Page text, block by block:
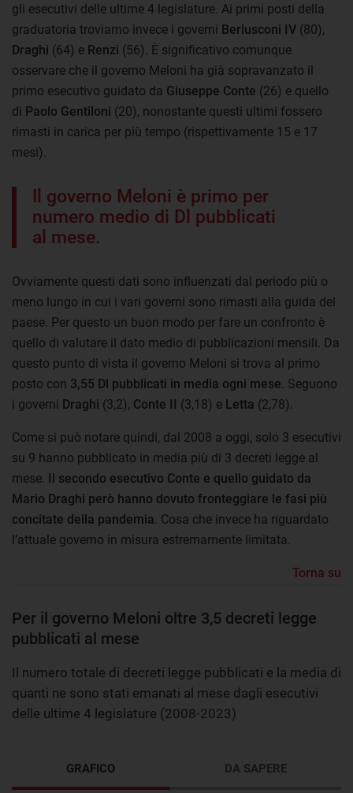
gli esecutivi delle ultime 4 legislature. Ai primi posti della
graduatoria troviamo invece i governi Berlusconi IV (80),
Draghi (64) e Renzi (56). È significativo comunque
osservare che il governo Meloni ha già sopravanzato il
primo esecutivo guidato da Giuseppe Conte (26) e quello
di Paolo Gentiloni (20), nonostante questi ultimi fossero
rimasti in carica per più tempo (rispettivamente 15 e 17
mesi).
Il governo Meloni è primo per
numero medio di Dl pubblicati
al mese.
Ovviamente questi dati sono influenzati dal periodo più o
meno lungo in cui i vari governi sono rimasti alla guida del
paese. Per questo un buon modo per fare un confronto è
quello di valutare il dato medio di pubblicazioni mensili. Da
questo punto di vista il governo Meloni si trova al primo
posto con 3,55 Dl pubblicati in media ogni mese . Seguono
i governi Draghi (3,2), Conte II (3,18) e Letta (2,78).
Come si può notare quindi, dal 2008 a oggi, solo 3 esecutivi
su 9 hanno pubblicato in media più di 3 decreti legge al
mese. Il secondo esecutivo Conte e quello guidato da
Mario Draghi però hanno dovuto fronteggiare le fasi più
concitate della pandemia . Cosa che invece ha riguardato
l’attuale governo in misura estremamente limitata.
Torna su
Per il governo Meloni oltre 3,5 decreti legge
pubblicati al mese
Il numero totale di decreti legge pubblicati e la media di
quanti ne sono stati emanati al mese dagli esecutivi
delle ultime 4 legislature (2008-2023)
GRAFICO DA SAPERE